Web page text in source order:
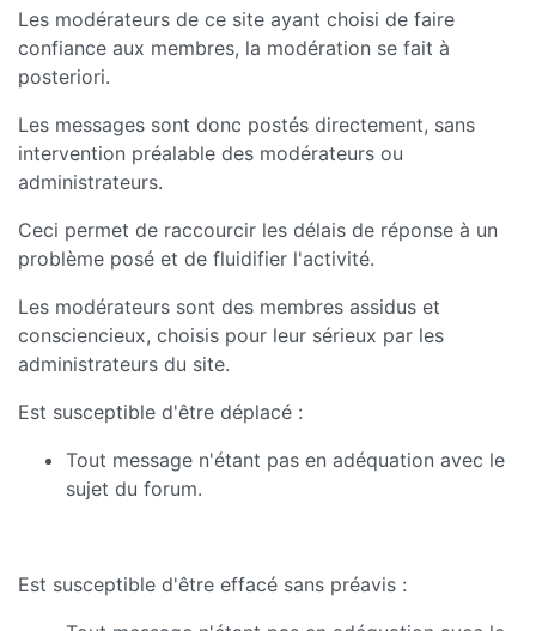
Les modérateurs de ce site ayant choisi de faire
confiance aux membres, la modération se fait à
posteriori.
Les messages sont donc postés directement, sans
intervention préalable des modérateurs ou
administrateurs.
Ceci permet de raccourcir les délais de réponse à un
problème posé et de fluidifier l'activité.
Les modérateurs sont des membres assidus et
consciencieux, choisis pour leur sérieux par les
administrateurs du site.
Est susceptible d'être déplacé :
Tout message n'étant pas en adéquation avec le
sujet du forum.
Est susceptible d'être effacé sans préavis :